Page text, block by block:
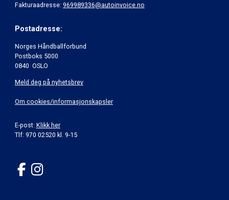
Fakturaadresse: 969989336@autoinvoice.no
Postadresse:
Norges Håndballforbund
Postboks 5000
0840 OSLO
Meld deg på nyhetsbrev
Om cookies/informasjonskapsler
E-post: Klikk her
Tlf: 970 02520 kl. 9-15